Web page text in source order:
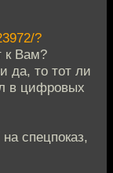
?
к Вам?
да, то тот ли
в цифровых
спецпоказ,